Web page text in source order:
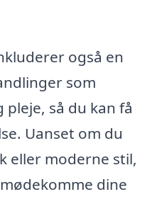
også en
som
så du kan få
Uanset om du
eller moderne stil,
dine